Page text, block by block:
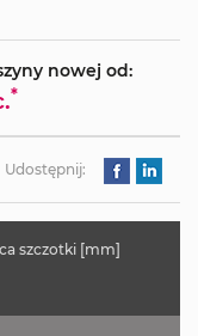
nowej od:
*
Udostępnij:
szczotki [mm]